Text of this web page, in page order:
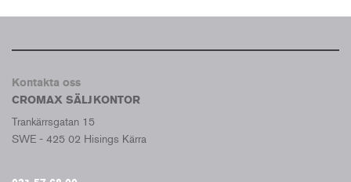
Kontakta oss
CROMAX SÄLJKONTOR
Trankärrsgatan 15
SWE - 425 02 Hisings Kärra